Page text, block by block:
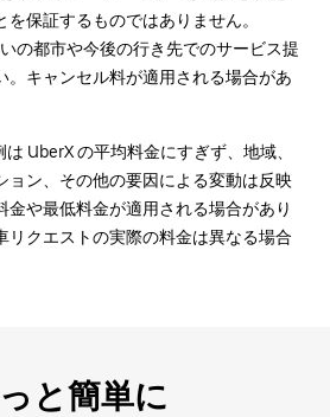
保証するものではありません。
の都市や今後の行き先でのサービス提
。キャンセル料が適用される場合があ
UberX の平均料金にすぎず、地域、
ョン、その他の要因による変動は反映
金や最低料金が適用される場合があり
リクエストの実際の料金は異なる場合
と簡単に